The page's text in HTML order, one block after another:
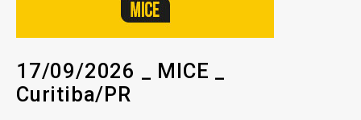
17/09/2026 _ MICE _
Curitiba/PR